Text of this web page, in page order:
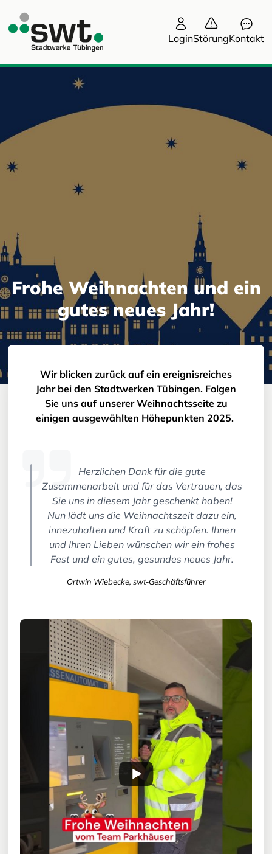
LoginStörungKontakt
Frohe Weihnachten und ein
gutes neues Jahr!
Wir blicken zurück auf ein ereignisreiches
Jahr bei den Stadtwerken Tübingen. Folgen
Sie uns auf unserer Weihnachtsseite zu
einigen ausgewählten Höhepunkten 2025.
Herzlichen Dank für die gute
Zusammenarbeit und für das Vertrauen, das
Sie uns in diesem Jahr geschenkt haben!
Nun lädt uns die Weihnachtszeit dazu ein,
innezuhalten und Kraft zu schöpfen. Ihnen
und Ihren Lieben wünschen wir ein frohes
Fest und ein gutes, gesundes neues Jahr.
Ortwin Wiebecke, swt-Geschäftsführer